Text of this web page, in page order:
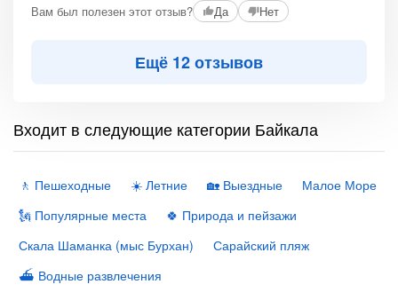
Вам был полезен этот отзыв? Да Нет
Ещё 12 отзывов
Входит в следующие категории Байкала
🚶 Пешеходные ☀️ Летние 🏡 Выездные
Малое Море
🗽 Популярные места
🍀 Природа и пейзажи
Скала Шаманка (мыс Бурхан)
Сарайский пляж
⛴ Водные развлечения